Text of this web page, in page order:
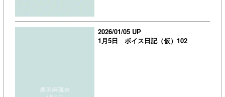
2026/01/05 UP
1月5日 ボイス日記（仮）102